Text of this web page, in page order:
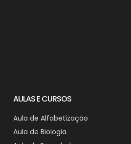
AULAS E CURSOS
Aula de Alfabetização
Aula de Biologia